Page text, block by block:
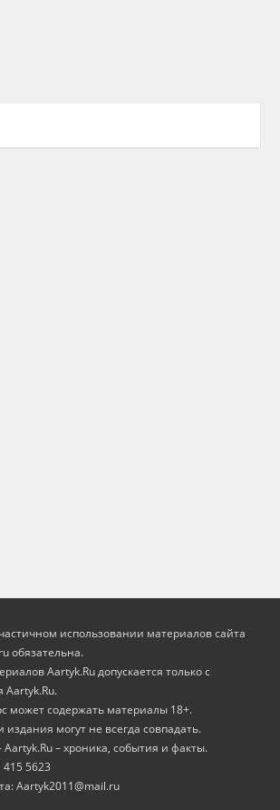
использовании материалов сайта
oбязательна.
Aartyk.Ru допускается только с
Aartyk.Ru.
может содержать материалы 18+.
могут не всегда совпадать.
– хроника, события и факты.
5623
Aartyk2011@mail.ru